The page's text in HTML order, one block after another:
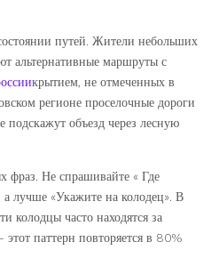
путей. Жители небольших
альтернативные маршруты с
крытием, не отмеченных в
регионе проселочные дороги
объезд через лесную
фраз. Не спрашивайте « Где
лучше «Укажите на колодец». В
колодцы часто находятся за
паттерн повторяется в 80%